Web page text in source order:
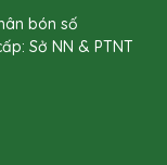
bón số
Sở NN & PTNT